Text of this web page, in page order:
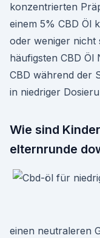
konzentrierten
einem 5% CBD Öl
oder weniger nicht
häufigsten CBD Öl
CBD während der
in niedriger
Wie sind
elternrunde
einen neutraleren